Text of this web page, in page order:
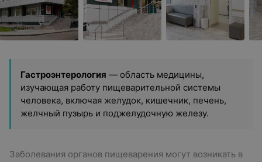
Гастроэнтерология — область медицины,
изучающая работу пищеварительной системы
человека, включая желудок, кишечник, печень,
желчный пузырь и поджелудочную железу.
Заболевания органов пищеварения могут возникать в